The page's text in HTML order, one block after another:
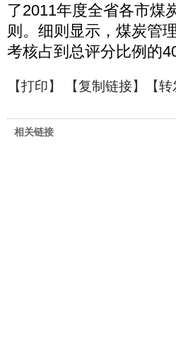
了2011年度全省各市煤
则。细则显示，煤炭管
考核占到总评分比例的
【打印】 【复制链接】【转
相关链接